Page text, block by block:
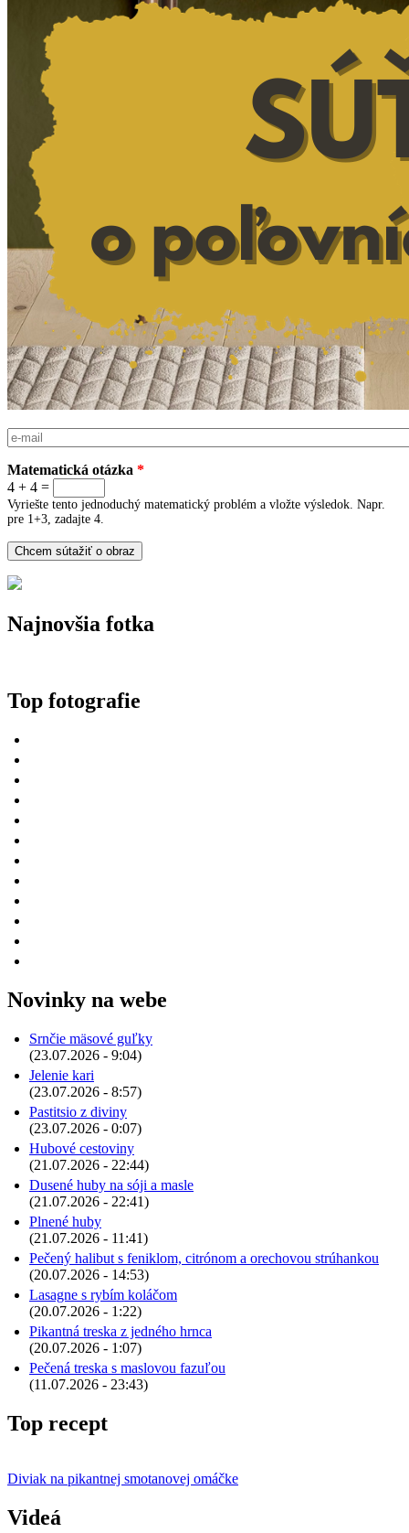
E-mail
Matematická otázka *
4 + 4 =
Vyriešte tento jednoduchý matematický problém a vložte výsledok. Napr.
pre 1+3, zadajte 4.
Najnovšia fotka
Top fotografie
Novinky na webe
Srnčie mäsové guľky
(23.07.2026 - 9:04)
Jelenie kari
(23.07.2026 - 8:57)
Pastitsio z diviny
(23.07.2026 - 0:07)
Hubové cestoviny
(21.07.2026 - 22:44)
Dusené huby na sóji a masle
(21.07.2026 - 22:41)
Plnené huby
(21.07.2026 - 11:41)
Pečený halibut s feniklom, citrónom a orechovou strúhankou
(20.07.2026 - 14:53)
Lasagne s rybím koláčom
(20.07.2026 - 1:22)
Pikantná treska z jedného hrnca
(20.07.2026 - 1:07)
Pečená treska s maslovou fazuľou
(11.07.2026 - 23:43)
Top recept
Diviak na pikantnej smotanovej omáčke
Videá